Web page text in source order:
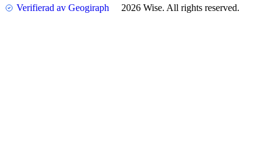
Verifierad av Geogiraph 2026 Wise. All rights reserved.